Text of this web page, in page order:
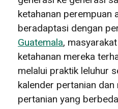
ketahanan perempuan
beradaptasi dengan
Guatemala,
ketahanan mereka
melalui praktik leluhur
kalender pertanian
pertanian yang